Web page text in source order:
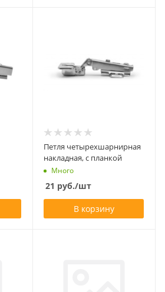
Петля четырехшарнирная
накладная, с планкой
Много
21 руб./шт
В корзину